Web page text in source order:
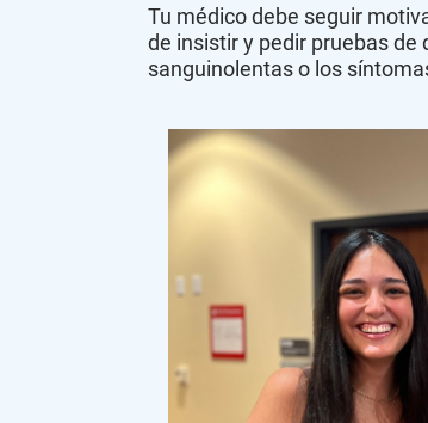
Tu médico debe seguir
de insistir y pedir pruebas
sanguinolentas o los